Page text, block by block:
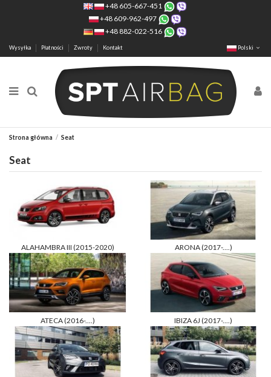
+48 605-667-451
+48 609-962-497
+48 882-022-516
Wysyłka Płatności Zwroty Kontakt Polski
Strona główna Seat
Seat
ALAHAMBRA III (2015-2020) ARONA (2017-....)
ATECA (2016-....) IBIZA 6J (2017-....)